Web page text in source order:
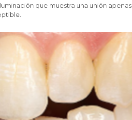
que muestra una unión apenas